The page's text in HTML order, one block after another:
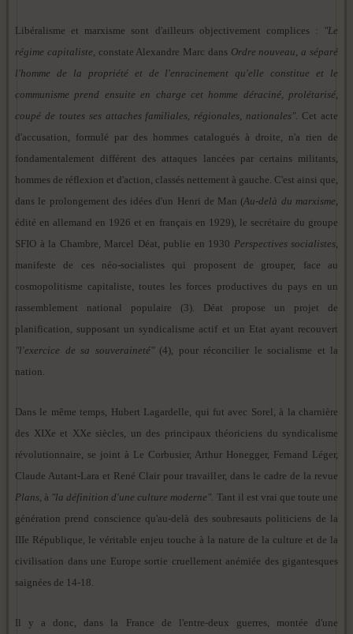
Libéralisme et marxisme sont d'ailleurs objectivement complices :
"Le
régime capitaliste, constate Alexandre Marc dans Ordre nouveau,a séparé
l'homme de la propriété et de l'enracinement qu'elle constitue et le
communisme prend ensuite en charge cet homme déraciné, prolétarisé,
coupé de toutes ses attaches familiales, régionales, nationales". Cet acte
d'accusation, formulé par des hommes catalogués à droite, n'a rien de
fondamentalement différent des attaques lancées par certains militants,
hommes de réflexion et d'action, classés nettement à gauche. C'est ainsi que,
dans le prolongement des idées d'un Henri de Man (Au-delà du marxisme,
édité en allemand en 1926 et en français en 1929), le secrétaire du groupe
SFIO à la Chambre, Marcel Déat, publie en 1930 Perspectives socialistes,
manifeste de ces néo-socialistes qui proposent de grouper, face au
cosmopolitisme capitaliste, toutes les forces productives du pays en un
rassemblement national populaire (3). Déat propose un projet de
planification, supposant un syndicalisme actif et un Etat ayant recouvert
"l'exercice de sa souveraineté"(4), pour réconcilier le socialisme et la
nation.
Dans le même temps, Hubert Lagardelle, qui fut avec Sorel, à la charnière
des XIXe et XXe siècles, un des principaux théoriciens du syndicalisme
révolutionnaire, se joint à Le Corbusier, Arthur Honegger, Fernand Léger,
Claude Autant-Lara et René Clair pour travailler, dans le cadre de la revue
Plans, à "la définition d'une culture moderne". Tant il est vrai que toute une
génération prend conscience qu'au-delà des soubresauts politiciens de la
IIIe République, le véritable enjeu touche à la nature de la culture et de la
civilisation dans une Europe sortie cruellement anémiée des gigantesques
saignées de 14-18.
Il y a donc, dans la France de l'entre-deux guerres, montée d'une